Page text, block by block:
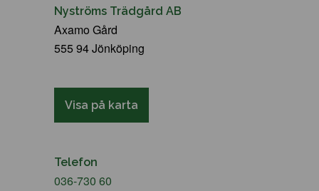
Nyströms Trädgård AB
Axamo Gård
555 94 Jönköping
Visa på karta
Telefon
036-730 60